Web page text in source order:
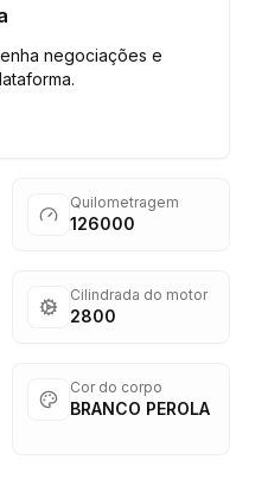
negociações e
Quilometragem
126000
Cilindrada do motor
2800
Cor do corpo
BRANCO PEROLA